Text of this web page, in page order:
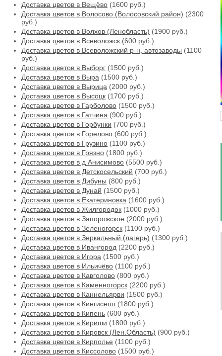
Доставка цветов в Вещёво (1600 руб.)
Доставка цветов в Волосово (Волосовский район) (2300
руб.)
Доставка цветов в Волхов (Ленобласть) (1900 руб.)
Доставка цветов в Всеволожск (600 руб.)
Доставка цветов в Всеволожский р-н, автозаводы (1100
руб.)
Доставка цветов в Выборг (1500 руб.)
Доставка цветов в Выра (1500 руб.)
Доставка цветов в Вырица (2000 руб.)
Доставка цветов в Высоцк (1700 руб.)
Доставка цветов в Гарболово (1500 руб.)
Доставка цветов в Гатчина (900 руб.)
Доставка цветов в Горбунки (700 руб.)
Доставка цветов в Горелово (600 руб.)
Доставка цветов в Грузино (1100 руб.)
Доставка цветов в Грязно (1800 руб.)
Доставка цветов в д Анисимово (5500 руб.)
Доставка цветов в Детскосельский (700 руб.)
Доставка цветов в Дибуны (800 руб.)
Доставка цветов в Дунай (1500 руб.)
Доставка цветов в Екатериновка (1600 руб.)
Доставка цветов в Жилгородок (1000 руб.)
Доставка цветов в Запорожское (2000 руб.)
Доставка цветов в Зеленогорск (1100 руб.)
Доставка цветов в Зеркальный (лагерь) (1300 руб.)
Доставка цветов в Ивангород (2200 руб.)
Доставка цветов в Игора (1500 руб.)
Доставка цветов в Ильичёво (1100 руб.)
Доставка цветов в Кавголово (800 руб.)
Доставка цветов в Каменногорск (2200 руб.)
Доставка цветов в Каннельярви (1500 руб.)
Доставка цветов в Кингисепп (1800 руб.)
Доставка цветов в Кипень (600 руб.)
Доставка цветов в Кириши (1800 руб.)
Доставка цветов в Кировск (Лен.Область) (900 руб.)
Доставка цветов в Кирполье (1100 руб.)
Доставка цветов в Киссолово (1500 руб.)